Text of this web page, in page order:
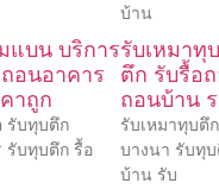
บ้าน
แบน บริการ
อนอาคาร
าถูก
รับทุบตึก
รับทุบตึก รื้อ
รับเหมาทุ
ตึก รับรื้อ
ถอนบ้าน
รับเหมาทุบตึ
บางนา รับทุ
บ้าน รับ